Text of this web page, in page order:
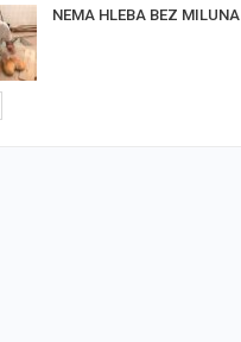
NEMA HLEBA BEZ MILUNA